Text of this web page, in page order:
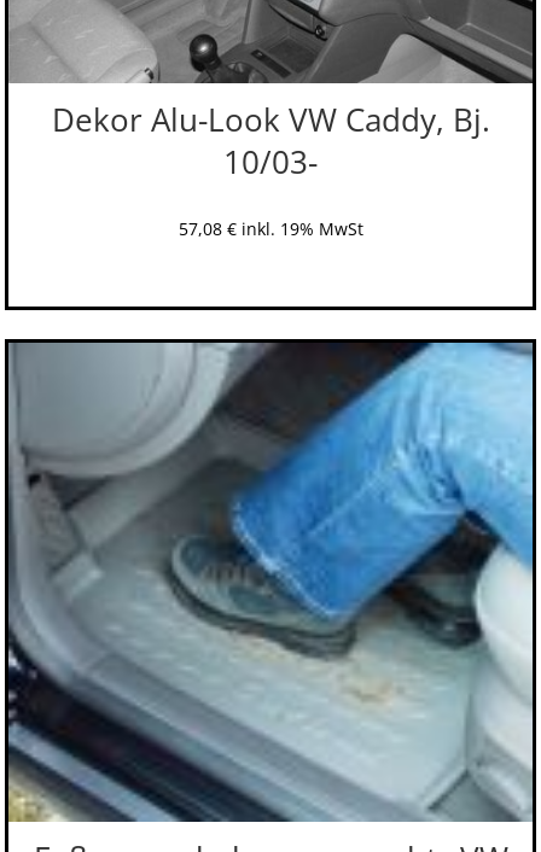
Dekor Alu-Look VW Caddy, Bj.
10/03-
57,08 € inkl. 19% MwSt